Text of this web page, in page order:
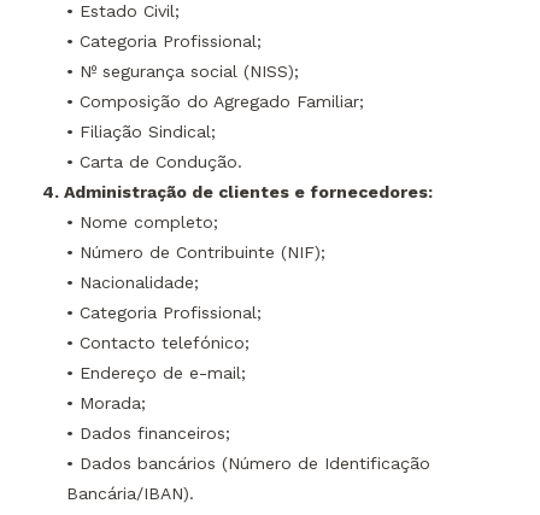
• Estado Civil;
• Categoria Profissional;
• Nº segurança social (NISS);
• Composição do Agregado Familiar;
• Filiação Sindical;
• Carta de Condução.
4. Administração de clientes e fornecedores:
• Nome completo;
• Número de Contribuinte (NIF);
• Nacionalidade;
• Categoria Profissional;
• Contacto telefónico;
• Endereço de e-mail;
• Morada;
• Dados financeiros;
• Dados bancários (Número de Identificação
Bancária/IBAN).